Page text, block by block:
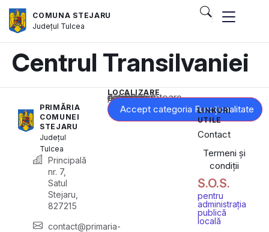
COMUNA STEJARU
Județul Tulcea
Centrul Transilvaniei
PRIMĂRIA
COMUNEI
STEJARU
Județul
Tulcea
Principală
nr. 7,
Satul
Stejaru,
827215
contact@primaria-
LOCALIZARE
Acest conținut este blocat până când acceptați categoria corespunzătoare de cookie-uri.
Accept categoria Funcționalitate
LINKURI
UTILE
Contact
Termeni și
condiții
S.O.S.
pentru
administrația
publică
locală